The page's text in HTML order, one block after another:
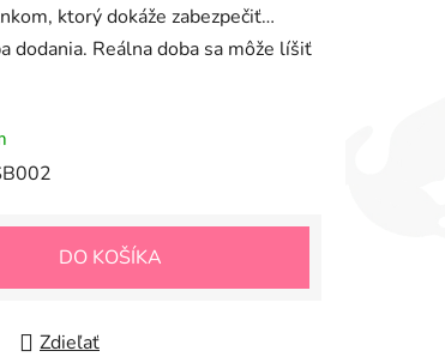
ktorý dokáže zabezpečiť…
dodania. Reálna doba sa môže líšiť
DO KOŠÍKA
Zdieľať